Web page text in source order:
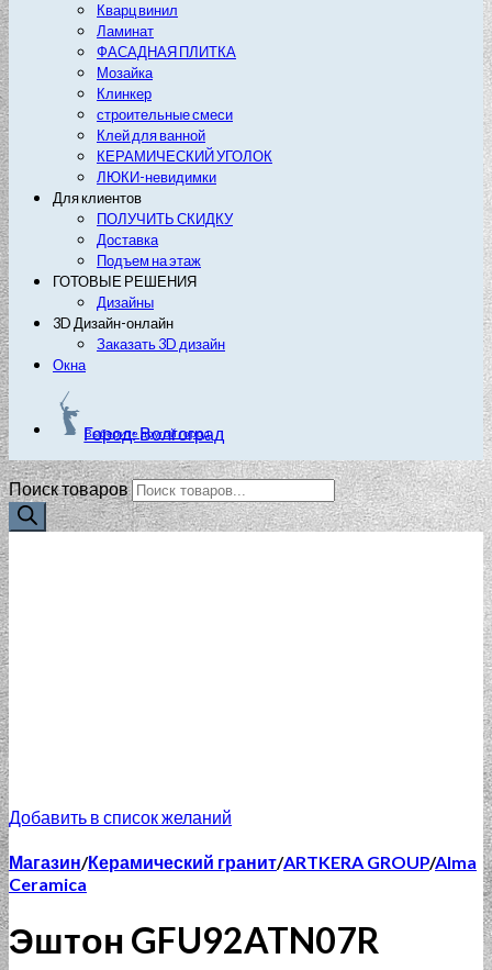
Кварц винил
Ламинат
ФАСАДНАЯ ПЛИТКА
Мозайка
Клинкер
строительные смеси
Клей для ванной
КЕРАМИЧЕСКИЙ УГОЛОК
ЛЮКИ-невидимки
Для клиентов
ПОЛУЧИТЬ СКИДКУ
Доставка
Подъем на этаж
ГОТОВЫЕ РЕШЕНИЯ
Дизайны
3D Дизайн-онлайн
Заказать 3D дизайн
Окна
Город: Волгоград
Выберите другой город
Поиск товаров
Добавить в список желаний
Магазин/Керамический гранит/ARTKERA GROUP/Alma
Ceramica
Эштон GFU92ATN07R